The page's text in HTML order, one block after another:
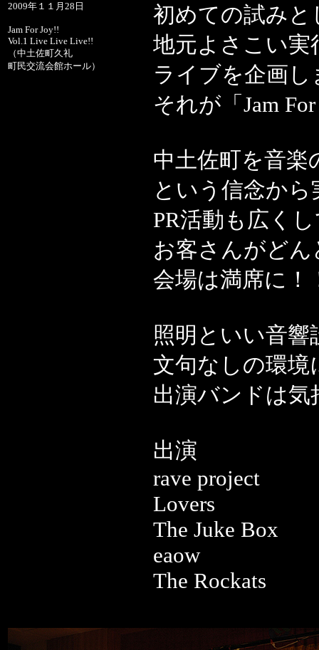
2009年１１月28日
Jam For Joy!!
Vol.1 Live Live Live!!
（中土佐町久礼
町民交流会館ホール）
初めての試みと
地元よさこい実
ライブを企画し
それが「Jam
中土佐町を音楽
という信念か
PR活動も広く
お客さんがど
会場は満席に！
照明といい音響
文句なしの環境
出演バンドは
出演
rave project
Lovers
The Juke Box
eaow
The Rockats